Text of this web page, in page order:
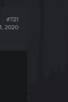
#721
2020